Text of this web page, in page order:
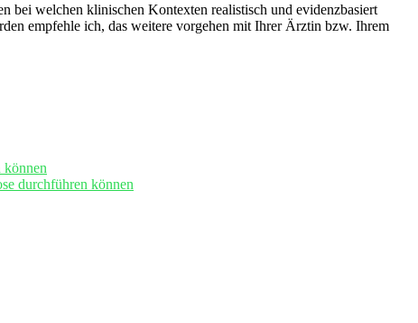
⁢bei welchen ⁣klinischen Kontexten realistisch und ⁢evidenzbasiert
empfehle ich, ​das weitere vorgehen mit Ihrer Ärztin bzw. Ihrem
‌können
‍durchführen​ können